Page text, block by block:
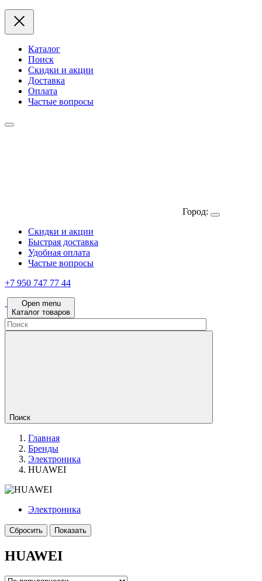
Каталог
Поиск
Скидки и акции
Доставка
Оплата
Частые вопросы
Город:
Скидки и акции
Быстрая доставка
Удобная оплата
Частые вопросы
+7 950 747 77 44
Open menu
Каталог товаров
Поиск
Главная
Бренды
Электроника
HUAWEI
Электроника
HUAWEI